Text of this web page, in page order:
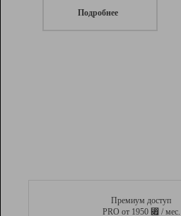
Подробнее
Премиум доступ
PRO от 1950 ⃏ / мес.